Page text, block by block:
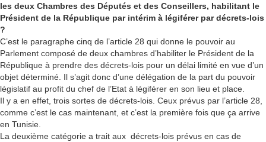
les deux Chambres des Députés et des Conseillers, habilitant le
Président de la République par intérim à légiférer par décrets-lois
?
C’est le paragraphe cinq de l’article 28 qui donne le pouvoir au
Parlement composé de deux chambres d’habiliter le Président de la
République à prendre des décrets-lois pour un délai limité en vue d’un
objet déterminé. Il s’agit donc d’une délégation de la part du pouvoir
législatif au profit du chef de l’Etat à légiférer en son lieu et place.
Il y a en effet, trois sortes de décrets-lois. Ceux prévus par l’article 28,
comme c’est le cas maintenant, et c’est la première fois que ça arrive
en Tunisie.
La deuxième catégorie a trait aux décrets-lois prévus en cas de